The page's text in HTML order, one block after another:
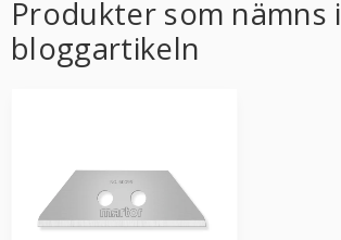
o
k
I
n
Produkter som nämns i
bloggartikeln